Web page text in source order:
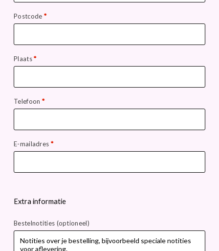
Postcode *
Plaats*
Telefoon *
E-mailadres *
Extra informatie
Bestelnotities (optioneel)